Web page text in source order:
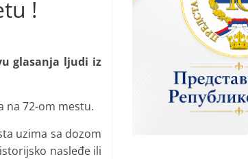
!
glasanja ljudi iz
na 72-om mestu.
uzima sa dozom
nasleđe ili